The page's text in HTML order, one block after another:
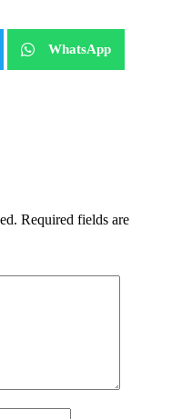
WhatsApp
Required fields are